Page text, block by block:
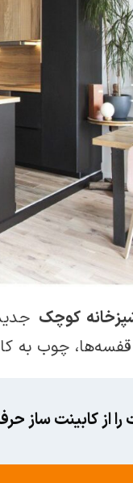
کوچک
چوب به
از کابینت ساز